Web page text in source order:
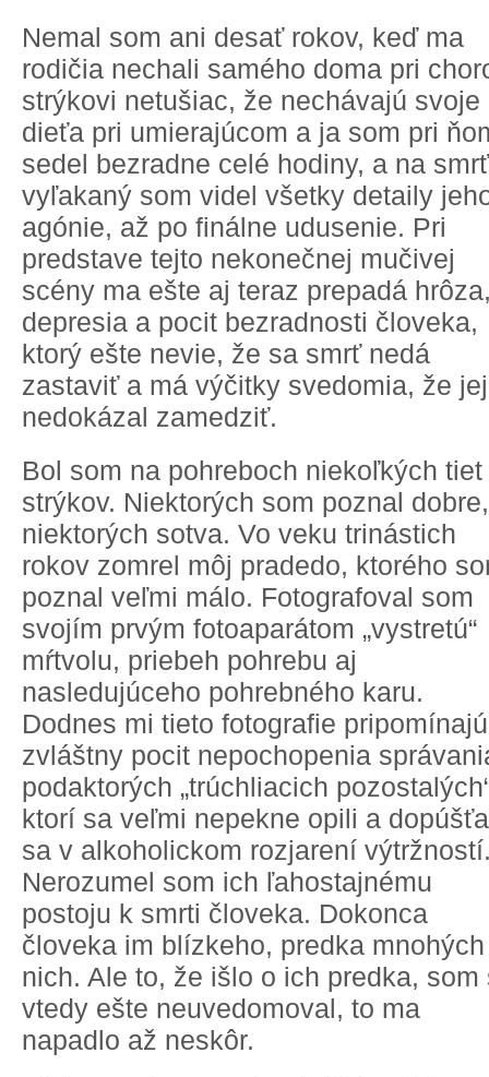
Nemal som ani desať rokov, keď ma
rodičia nechali samého doma pri
strýkovi netušiac, že nechávajú svoje
dieťa pri umierajúcom a ja som pri
sedel bezradne celé hodiny, a na smrť
vyľakaný som videl všetky detaily
agónie, až po finálne udusenie. Pri
predstave tejto nekonečnej mučivej
scény ma ešte aj teraz prepadá
depresia a pocit bezradnosti človeka,
ktorý ešte nevie, že sa smrť nedá
zastaviť a má výčitky svedomia, že jej
nedokázal zamedziť.
Bol som na pohreboch niekoľkých tiet
strýkov. Niektorých som poznal dobre,
niektorých sotva. Vo veku trinástich
rokov zomrel môj pradedo, ktorého
poznal veľmi málo. Fotografoval som
svojím prvým fotoaparátom „vystretú“
mŕtvolu, priebeh pohrebu aj
nasledujúceho pohrebného karu.
Dodnes mi tieto fotografie pripomínajú
zvláštny pocit nepochopenia
podaktorých „trúchliacich
ktorí sa veľmi nepekne opili a
sa v alkoholickom rozjarení
Nerozumel som ich ľahostajnému
postoju k smrti človeka. Dokonca
človeka im blízkeho, predka
nich. Ale to, že išlo o ich predka, som
vtedy ešte neuvedomoval, to ma
napadlo až neskôr.